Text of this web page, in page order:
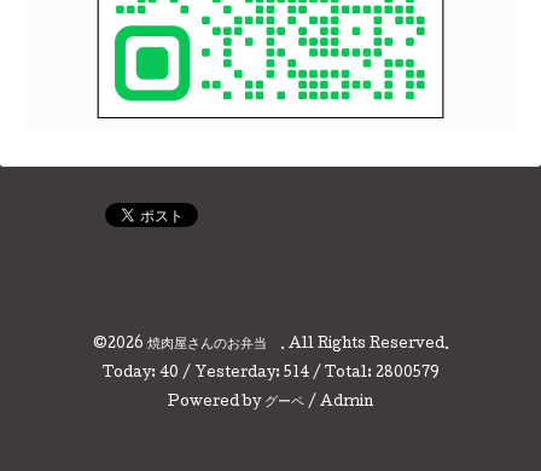
©2026 焼肉屋さんのお弁当
. All Rights Reserved.
Today: 40 / Yesterday: 514/ Total: 2800579
Powered by グーペ / Admin